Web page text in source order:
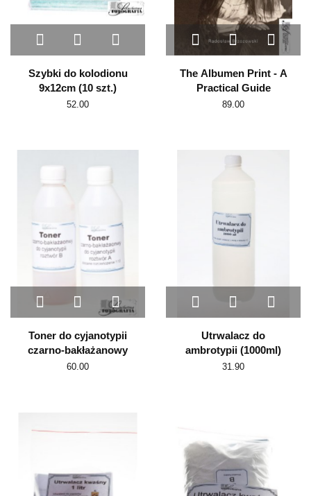
Szybki do kolodionu
9x12cm (10 szt.)
52.00
The Albumen Print - A
Practical Guide
89.00
Toner do cyjanotypii
czarno-bakłażanowy
60.00
Utrwalacz do
ambrotypii (1000ml)
31.90